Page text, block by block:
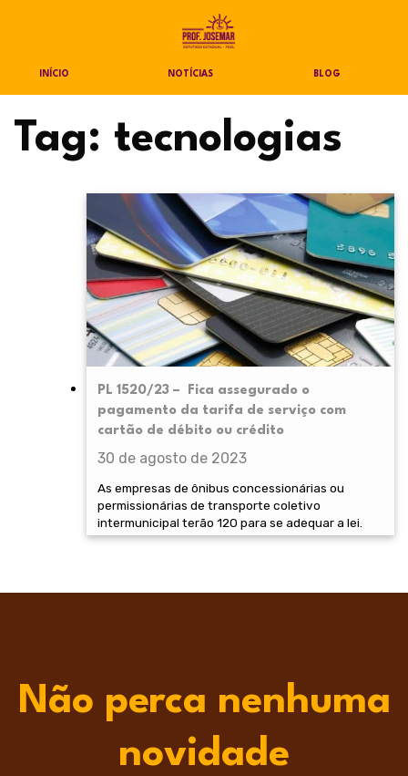
INÍCIO NOTÍCIAS BLOG
Tag: tecnologias
PL 1520/23 – Fica assegurado o
pagamento da tarifa de serviço com
cartão de débito ou crédito
30 de agosto de 2023
As empresas de ônibus concessionárias ou
permissionárias de transporte coletivo
intermunicipal terão 120 para se adequar a lei.
Não perca nenhuma
novidade